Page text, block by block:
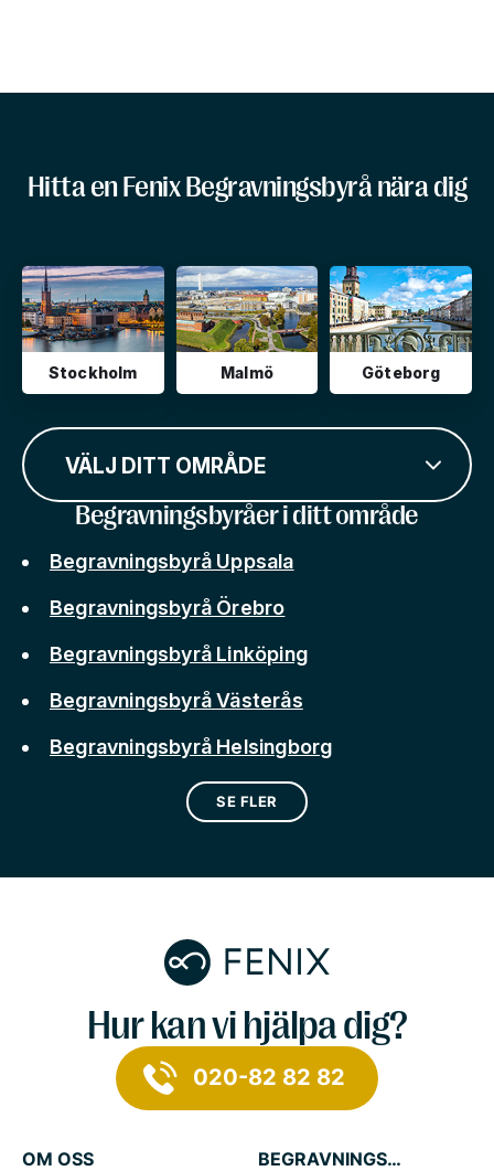
Hitta en Fenix Begravningsbyrå nära dig
Stockholm Malmö Göteborg
VÄLJ DITT OMRÅDE
Begravningsbyråer i ditt område
Begravningsbyrå Uppsala
Begravningsbyrå Örebro
Begravningsbyrå Linköping
Begravningsbyrå Västerås
Begravningsbyrå Helsingborg
SE FLER
Hur kan vi hjälpa dig?
020-82 82 82
OM OSS
BEGRAVNINGSTJÄNSTER